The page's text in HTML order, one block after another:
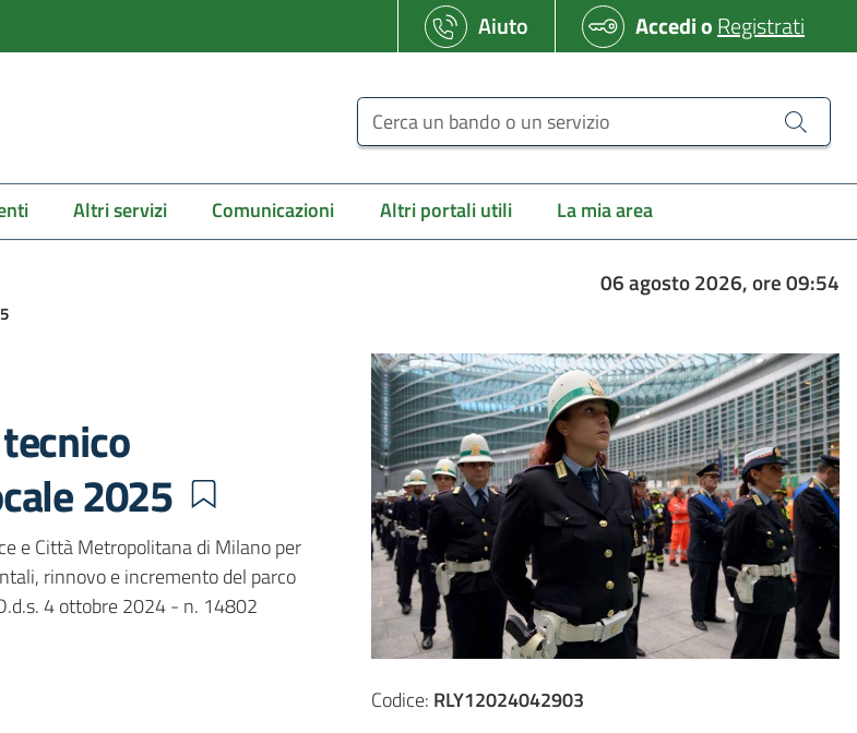
Aiuto AccedioRegistrati
Cerca un bando o un servizio
Altri servizi Comunicazioni Altri portali utili La mia area
06 agosto 2026, ore 09:54
2025
e Città Metropolitana di Milano per
rinnovo e incremento del parco
4 ottobre 2024 - n. 14802
Codice: RLY12024042903